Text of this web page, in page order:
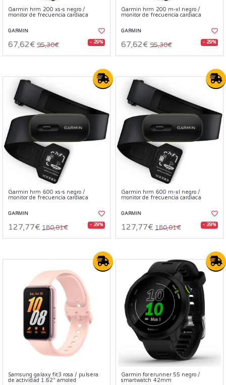
Garmin hrm 200 xs-s negro /
monitor de frecuencia cardiaca
GARMIN
67,62€ 95,30€ - 29%
Garmin hrm 200 m-xl negro /
monitor de frecuencia cardiaca
GARMIN
67,62€ 95,30€ - 29%
Garmin hrm 600 xs-s negro /
monitor de frecuencia cardiaca
GARMIN
127,77€ 180,01€ - 29%
Garmin hrm 600 m-xl negro /
monitor de frecuencia cardiaca
GARMIN
127,77€ 180,01€ - 29%
Samsung galaxy fit3 rosa / pulsera
de actividad 1.62" amoled
Garmin forerunner 55 negro /
smartwatch 42mm